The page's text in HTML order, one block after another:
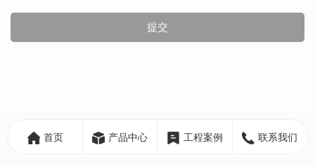
首页 产品中心 工程案例 联系我们